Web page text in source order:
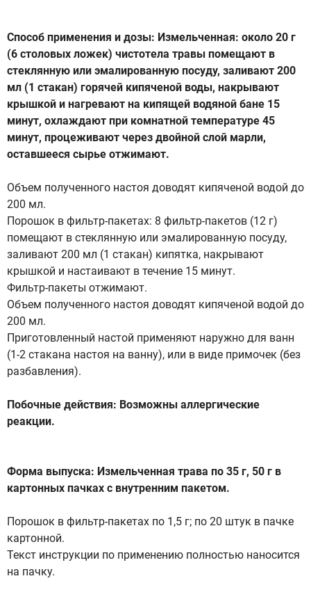
Способ применения и дозы: Измельченная: около 20 г
(6 столовых ложек) чистотела травы помещают в
стеклянную или эмалированную посуду, заливают 200
мл (1 стакан) горячей кипяченой воды, накрывают
крышкой и нагревают на кипящей водяной бане 15
минут, охлаждают при комнатной температуре 45
минут, процеживают через двойной слой марли,
оставшееся сырье отжимают.
Объем полученного настоя доводят кипяченой водой до
200 мл.
Порошок в фильтр-пакетах: 8 фильтр-пакетов (12 г)
помещают в стеклянную или эмалированную посуду,
заливают 200 мл (1 стакан) кипятка, накрывают
крышкой и настаивают в течение 15 минут.
Фильтр-пакеты отжимают.
Объем полученного настоя доводят кипяченой водой до
200 мл.
Приготовленный настой применяют наружно для ванн
(1-2 стакана настоя на ванну), или в виде примочек (без
разбавления).
Побочные действия: Возможны аллергические
реакции.
Форма выпуска: Измельченная трава по 35 г, 50 г в
картонных пачках с внутренним пакетом.
Порошок в фильтр-пакетах по 1,5 г; по 20 штук в пачке
картонной.
Текст инструкции по применению полностью наносится
на пачку.